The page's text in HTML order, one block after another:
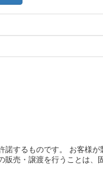
するものです。 お客様が
売・譲渡を行うことは、